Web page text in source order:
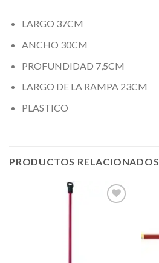
LARGO 37CM
ANCHO 30CM
PROFUNDIDAD 7,5CM
LARGO DE LA RAMPA 23CM
PLASTICO
PRODUCTOS RELACIONADOS